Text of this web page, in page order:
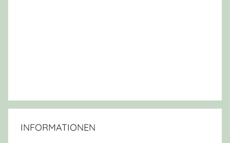
INFORMATIONEN